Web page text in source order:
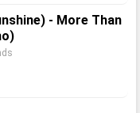
- More Than